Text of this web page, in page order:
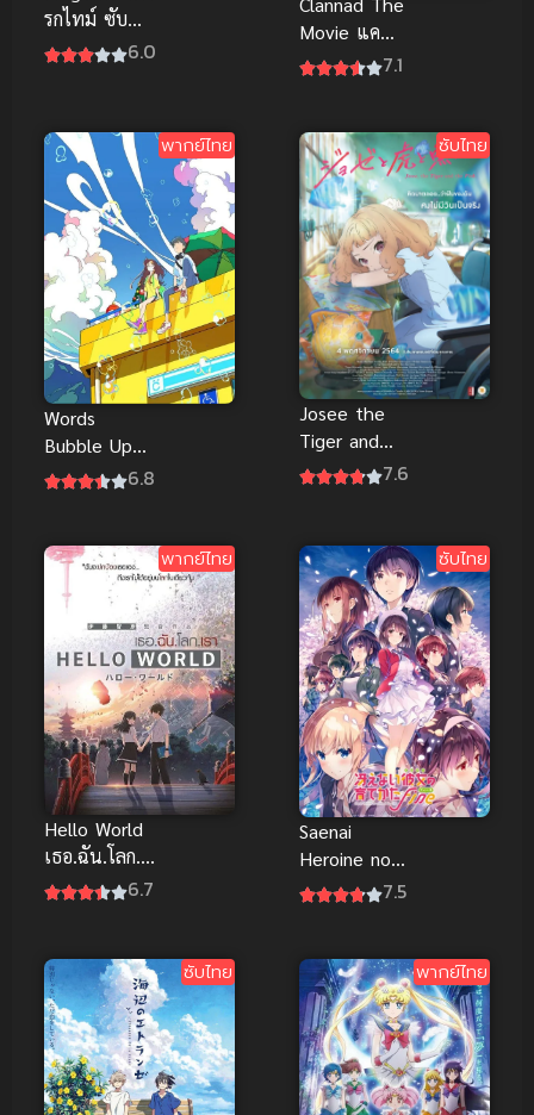
รกไทม์ ซับ
ไทย
6.0
Movie แค
ลนาด เดอะ7.1
พากย์ไทย
Words
Bubble Up
Like Soda
หัวใจรัก พากย์
6.8
ซับไทย
Josee the
Tiger and
the Fish โจ
Movie ซับไทย
7.6
พากย์ไทย
Hello World
เธอ.ฉัน.โลก.เร
า พากย์ไทย6.7
ซับไทย
Saenai
Heroine no
Sodatekata
สาวบ้านให้มา
เป็นนางเอก
ของผม ซับ
ไทย
7.5
ซับไทย พากย์ไทย